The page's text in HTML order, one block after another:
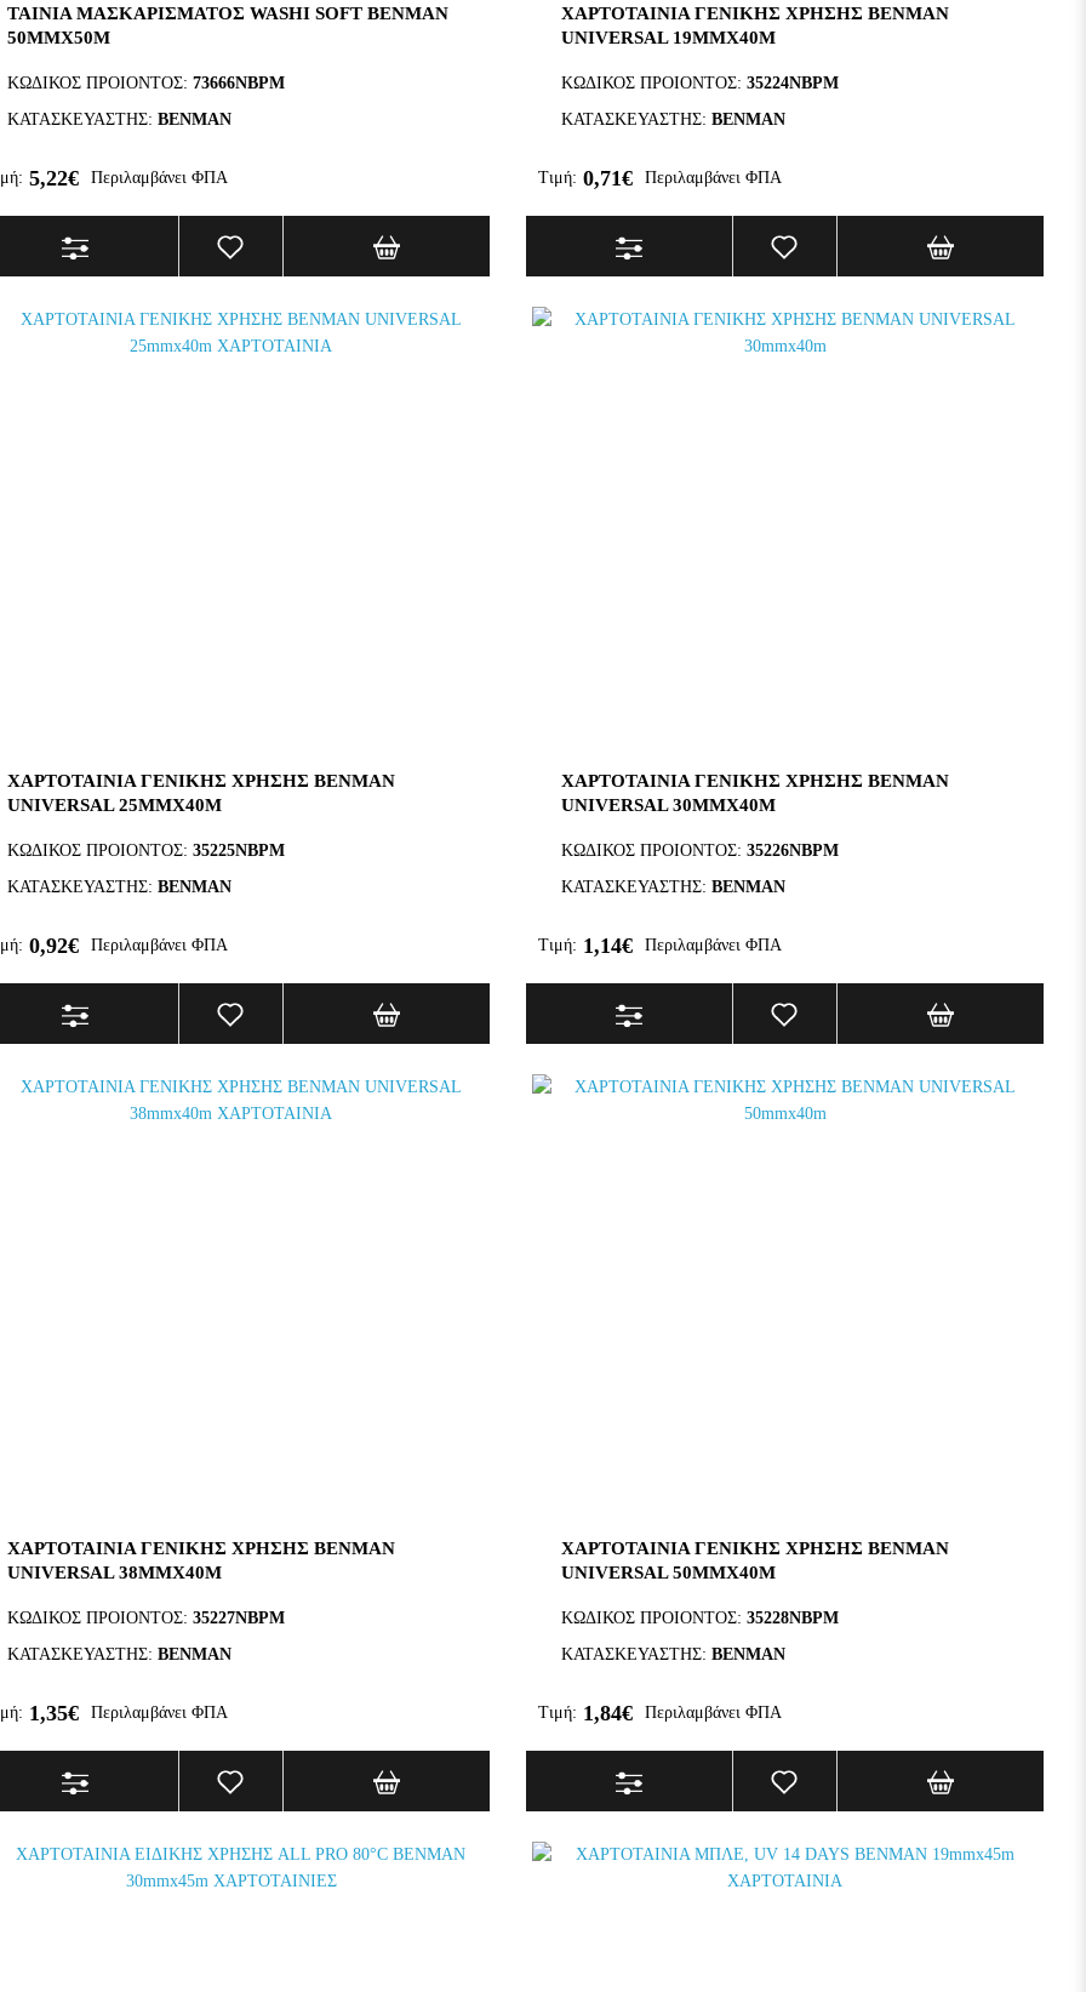
ΤΑΙΝΙΑ ΜΑΣΚΑΡΙΣΜΑΤΟΣ WASHI SOFT BENMAN
50MMX50M
ΚΩΔΙΚΟΣ ΠΡΟΙΟΝΤΟΣ: 73666NBPM
ΚΑΤΑΣΚΕΥΑΣΤΗΣ: BENMAN
5,22€ Περιλαμβάνει ΦΠΑ
ΧΑΡΤΟΤΑΙΝΙΑ ΓΕΝΙΚΗΣ ΧΡΗΣΗΣ BENMAN
UNIVERSAL 19MMX40M
ΚΩΔΙΚΟΣ ΠΡΟΙΟΝΤΟΣ: 35224NBPM
ΚΑΤΑΣΚΕΥΑΣΤΗΣ: BENMAN
Τιμή: 0,71€ Περιλαμβάνει ΦΠΑ
ΧΑΡΤΟΤΑΙΝΙΑ ΓΕΝΙΚΗΣ ΧΡΗΣΗΣ BENMAN
UNIVERSAL 25MMX40M
ΚΩΔΙΚΟΣ ΠΡΟΙΟΝΤΟΣ: 35225NBPM
ΚΑΤΑΣΚΕΥΑΣΤΗΣ: BENMAN
0,92€ Περιλαμβάνει ΦΠΑ
ΧΑΡΤΟΤΑΙΝΙΑ ΓΕΝΙΚΗΣ ΧΡΗΣΗΣ BENMAN
UNIVERSAL 30MMX40M
ΚΩΔΙΚΟΣ ΠΡΟΙΟΝΤΟΣ: 35226NBPM
ΚΑΤΑΣΚΕΥΑΣΤΗΣ: BENMAN
Τιμή: 1,14€ Περιλαμβάνει ΦΠΑ
ΧΑΡΤΟΤΑΙΝΙΑ ΓΕΝΙΚΗΣ ΧΡΗΣΗΣ BENMAN
UNIVERSAL 38MMX40M
ΚΩΔΙΚΟΣ ΠΡΟΙΟΝΤΟΣ: 35227NBPM
ΚΑΤΑΣΚΕΥΑΣΤΗΣ: BENMAN
1,35€ Περιλαμβάνει ΦΠΑ
ΧΑΡΤΟΤΑΙΝΙΑ ΓΕΝΙΚΗΣ ΧΡΗΣΗΣ BENMAN
UNIVERSAL 50MMX40M
ΚΩΔΙΚΟΣ ΠΡΟΙΟΝΤΟΣ: 35228NBPM
ΚΑΤΑΣΚΕΥΑΣΤΗΣ: BENMAN
Τιμή: 1,84€ Περιλαμβάνει ΦΠΑ